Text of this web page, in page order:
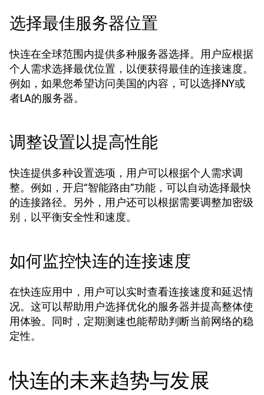
选择最佳服务器位置
快连在全球范围内提供多种服务器选择。用户应根据
个人需求选择最优位置，以便获得最佳的连接速度。
例如，如果您希望访问美国的内容，可以选择NY或
者LA的服务器。
调整设置以提高性能
快连提供多种设置选项，用户可以根据个人需求调
整。例如，开启“智能路由”功能，可以自动选择最快
的连接路径。另外，用户还可以根据需要调整加密级
别，以平衡安全性和速度。
如何监控快连的连接速度
在快连应用中，用户可以实时查看连接速度和延迟情
况。这可以帮助用户选择优化的服务器并提高整体使
用体验。同时，定期测速也能帮助判断当前网络的稳
定性。
快连的未来趋势与发展